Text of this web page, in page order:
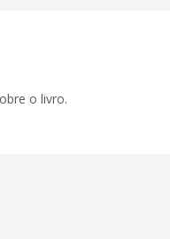
o livro.